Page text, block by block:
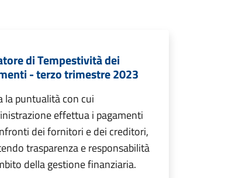
di Tempestività dei
- terzo trimestre 2023
la puntualità con cui
effettua i pagamenti
dei fornitori e dei creditori,
trasparenza e responsabilità
della gestione finanziaria.